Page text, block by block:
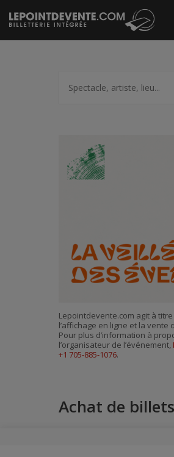
Passer
au
contenu
artiste,
lieu...
Lepointdevente.com agit à
l’affichage en ligne et la
Pour plus d’information à
l’organisateur de l’événement,
+1 705-885-1076.
Achat de billets